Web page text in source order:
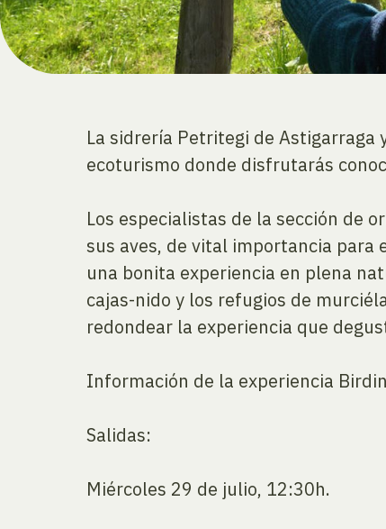
La sidrería Petritegi de Astigarraga
ecoturismo donde disfrutarás
Los especialistas de la sección de
sus aves, de vital importancia para
una bonita experiencia en plena
cajas-nido y los refugios de
redondear la experiencia que
Información de la experiencia
Salidas:
Miércoles 29 de julio, 12:30h.